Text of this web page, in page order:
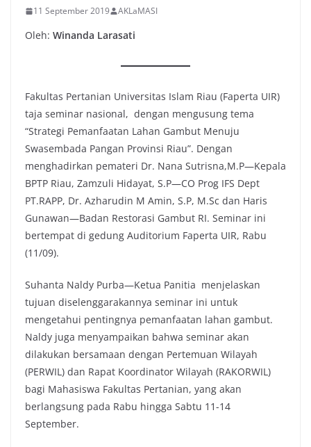
11 September 2019 AKLaMASI
Oleh: Winanda Larasati
Fakultas Pertanian Universitas Islam Riau (Faperta UIR)
taja seminar nasional, dengan mengusung tema
“Strategi Pemanfaatan Lahan Gambut Menuju
Swasembada Pangan Provinsi Riau”. Dengan
menghadirkan pemateri Dr. Nana Sutrisna,M.P—Kepala
BPTP Riau, Zamzuli Hidayat, S.P—CO Prog IFS Dept
PT.RAPP, Dr. Azharudin M Amin, S.P, M.Sc dan Haris
Gunawan—Badan Restorasi Gambut RI. Seminar ini
bertempat di gedung Auditorium Faperta UIR, Rabu
(11/09).
Suhanta Naldy Purba—Ketua Panitia menjelaskan
tujuan diselenggarakannya seminar ini untuk
mengetahui pentingnya pemanfaatan lahan gambut.
Naldy juga menyampaikan bahwa seminar akan
dilakukan bersamaan dengan Pertemuan Wilayah
(PERWIL) dan Rapat Koordinator Wilayah (RAKORWIL)
bagi Mahasiswa Fakultas Pertanian, yang akan
berlangsung pada Rabu hingga Sabtu 11-14
September.